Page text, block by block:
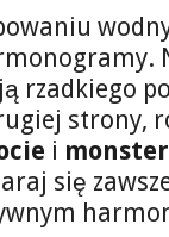
rzadkiego
strony,
i
się